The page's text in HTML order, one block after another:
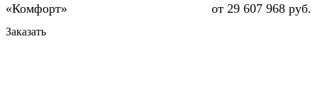
от 29 607 968 руб.
Заказать